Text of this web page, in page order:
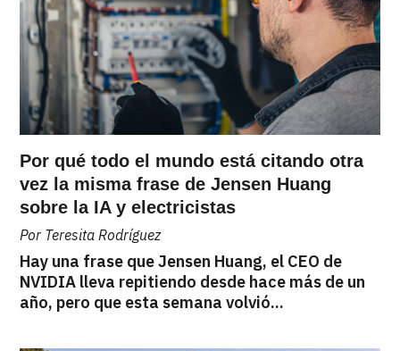
Por qué todo el mundo está citando otra
vez la misma frase de Jensen Huang
sobre la IA y electricistas
Por Teresita Rodríguez
Hay una frase que Jensen Huang, el CEO de
NVIDIA lleva repitiendo desde hace más de un
año, pero que esta semana volvió...